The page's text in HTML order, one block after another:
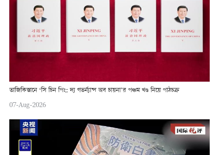
তাজিকিস্তানে ‘সি চিন পিং: দ্য গভর্ন্যান্স অব চায়না’র পঞ্চম খণ্ড নিয়ে পাঠচক্র
07-Aug-2026